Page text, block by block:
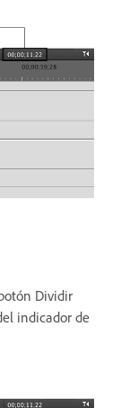
Dividir
indicador de